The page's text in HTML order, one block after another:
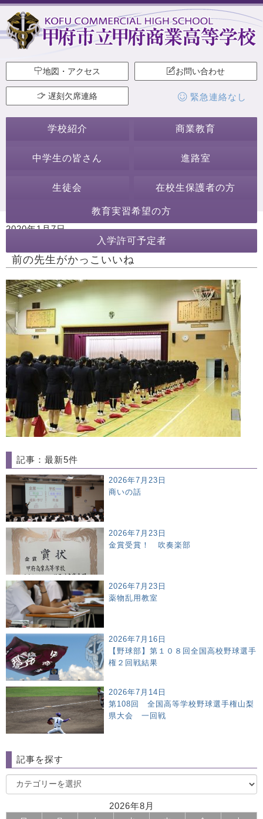
地図・アクセス お問い合わせ
遅刻欠席連絡 緊急連絡なし
学校紹介 商業教育
中学生の皆さん 進路室
生徒会 在校生保護者の方
教育実習希望の方
入学許可予定者
2020年1月7日
前の先生がかっこいいね
記事：最新5件
2026年7月23日
商いの話
2026年7月23日
金賞受賞！ 吹奏楽部
2026年7月23日
薬物乱用教室
2026年7月16日
【野球部】第１０８回全国高校野球選手
権２回戦結果
2026年7月14日
第108回 全国高等学校野球選手権山梨
県大会 一回戦
記事を探す
2026年8月